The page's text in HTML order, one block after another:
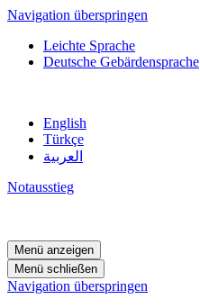
Navigation überspringen
Leichte Sprache
Deutsche Gebärdensprache
English
Türkçe
العربية
Notausstieg
Menü anzeigen
Menü schließen
Navigation überspringen